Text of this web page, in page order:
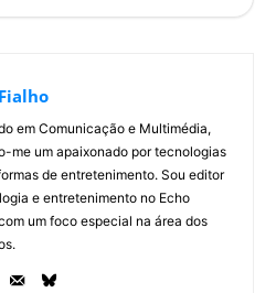
em Comunicação e Multimédia,
me um apaixonado por tecnologias
de entretenimento. Sou editor
e entretenimento no Echo
um foco especial na área dos